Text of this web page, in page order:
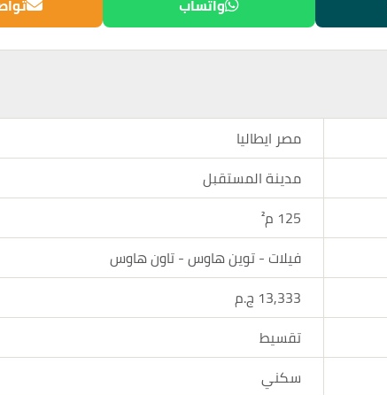
واتساب
مصر ايطاليا
مدينة المستقبل
125 م²
فيلات - توين هاوس - تاون هاوس
13,333 ج.م
تقسيط
سكني